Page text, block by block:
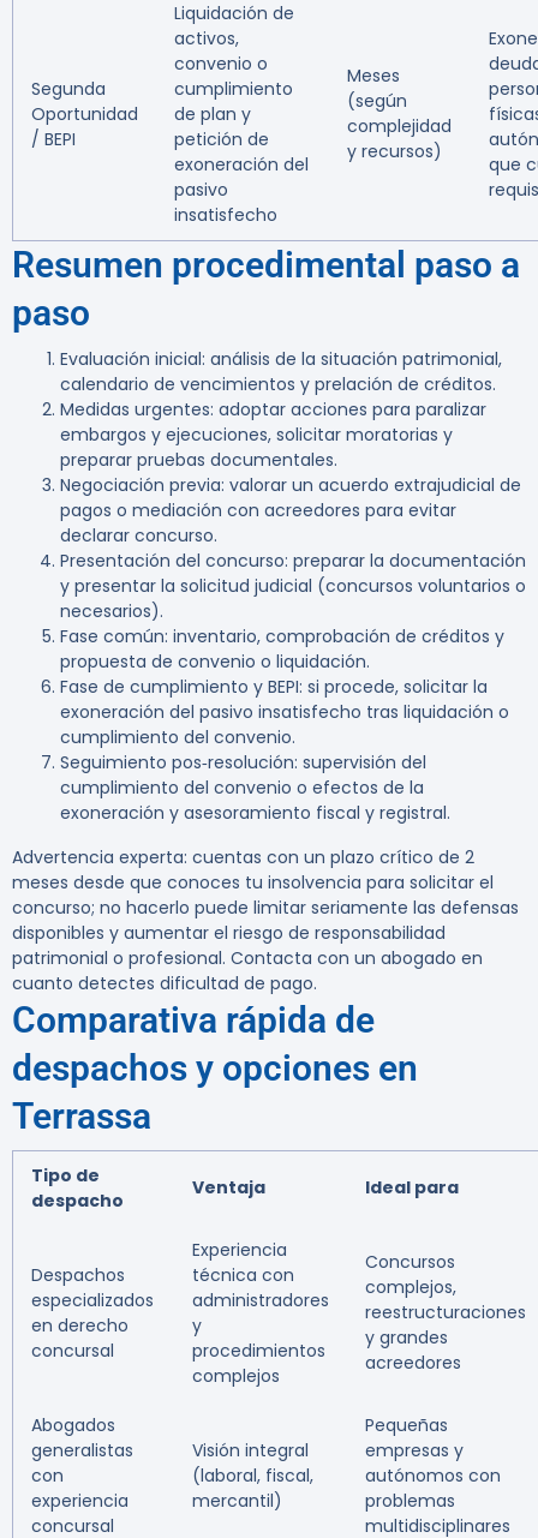
Segunda
Oportunidad
/ BEPI
Liquidación de
activos,
convenio o
cumplimiento
de plan y
petición de
exoneración del
pasivo
insatisfecho
Meses
(según
complejidad
y recursos)
que
Resumen procedimental paso a
paso
Evaluación inicial: análisis de la situación patrimonial,
calendario de vencimientos y prelación de créditos.
Medidas urgentes: adoptar acciones para paralizar
embargos y ejecuciones, solicitar moratorias y
preparar pruebas documentales.
Negociación previa: valorar un acuerdo extrajudicial de
pagos o mediación con acreedores para evitar
declarar concurso.
Presentación del concurso: preparar la documentación
y presentar la solicitud judicial (concursos voluntarios o
necesarios).
Fase común: inventario, comprobación de créditos y
propuesta de convenio o liquidación.
Fase de cumplimiento y BEPI: si procede, solicitar la
exoneración del pasivo insatisfecho tras liquidación o
cumplimiento del convenio.
Seguimiento pos‑resolución: supervisión del
cumplimiento del convenio o efectos de la
exoneración y asesoramiento fiscal y registral.
Advertencia experta: cuentas con un plazo crítico de 2
meses desde que conoces tu insolvencia para solicitar el
concurso; no hacerlo puede limitar seriamente las defensas
disponibles y aumentar el riesgo de responsabilidad
patrimonial o profesional. Contacta con un abogado en
cuanto detectes dificultad de pago.
Comparativa rápida de
despachos y opciones en
Terrassa
Tipo de
despacho
Ventaja Ideal para
Despachos
especializados
en derecho
concursal
Experiencia
técnica con
administradores
y
procedimientos
complejos
Concursos
complejos,
reestructuraciones
y grandes
acreedores
Abogados
generalistas
con
experiencia
concursal
Visión integral
(laboral, fiscal,
mercantil)
Pequeñas
empresas y
autónomos con
problemas
multidisciplinares